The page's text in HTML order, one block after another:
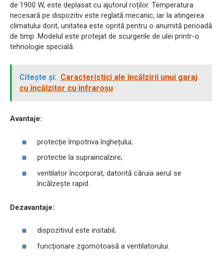
de 1900 W, este deplasat cu ajutorul roților. Temperatura
necesară pe dispozitiv este reglată mecanic, iar la atingerea
climatului dorit, unitatea este oprită pentru o anumită perioadă
de timp. Modelul este protejat de scurgerile de ulei printr-o
tehnologie specială.
Citește și: Caracteristici ale încălzirii unui garaj
cu încălzitor cu infraroșu
Avantaje:
protecție împotriva înghețului;
protectie la supraincalzire;
ventilator încorporat, datorită căruia aerul se
încălzește rapid.
Dezavantaje:
dispozitivul este instabil;
funcționare zgomotoasă a ventilatorului.